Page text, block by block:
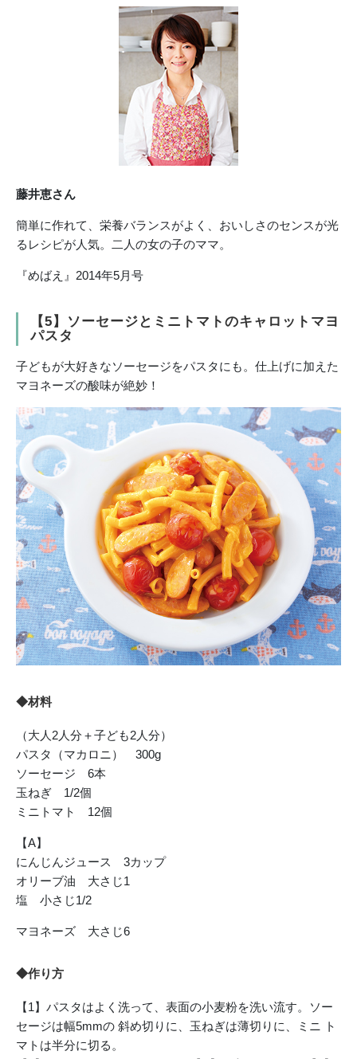
藤井恵さん
簡単に作れて、栄養バランスがよく、おいしさのセンスが光
るレシピが人気。二人の女の子のママ。
『めばえ』2014年5月号
【5】ソーセージとミニトマトのキャロットマヨ
パスタ
子どもが大好きなソーセージをパスタにも。仕上げに加えた
マヨネーズの酸味が絶妙！
◆材料
（大人2人分＋子ども2人分）
パスタ（マカロニ） 300g
ソーセージ 6本
玉ねぎ 1/2個
ミニトマト 12個
【A】
にんじんジュース 3カップ
オリーブ油 大さじ1
塩 小さじ1/2
マヨネーズ 大さじ6
◆作り方
【1】パスタはよく洗って、表面の小麦粉を洗い流す。ソー
セージは幅5mmの 斜め切りに、玉ねぎは薄切りに、ミニ ト
マトは半分に切る。